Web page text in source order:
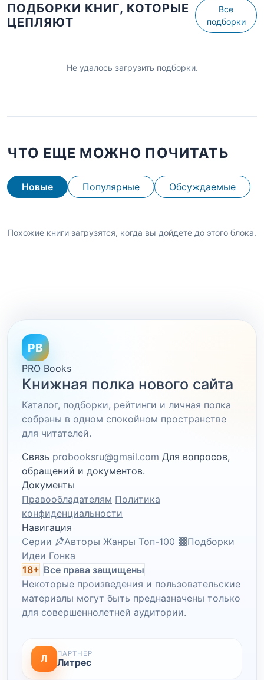
ПОДБОРКИ КНИГ, КОТОРЫЕ
ЦЕПЛЯЮТ
Все
подборки
Не удалось загрузить подборки.
ЧТО ЕЩЕ МОЖНО ПОЧИТАТЬ
Новые Популярные Обсуждаемые
Похожие книги загрузятся, когда вы дойдете до этого блока.
PB
PRO Books
Книжная полка нового сайта
Каталог, подборки, рейтинги и личная полка
собраны в одном спокойном пространстве
для читателей.
Связь probooksru@gmail.com Для вопросов,
обращений и документов.
Документы
Правообладателям Политика
конфиденциальности
Навигация
Серии
Авторы Жанры Топ-100
Подборки
Идеи Гонка
18+ Все права защищены
Некоторые произведения и пользовательские
материалы могут быть предназначены только
для совершеннолетней аудитории.
Л ПАРТНЕР
Литрес